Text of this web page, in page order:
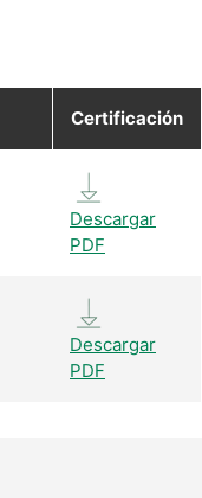
Certificación
Descargar
PDF
Descargar
PDF